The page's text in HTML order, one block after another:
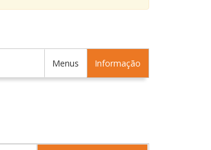
Menus Informação